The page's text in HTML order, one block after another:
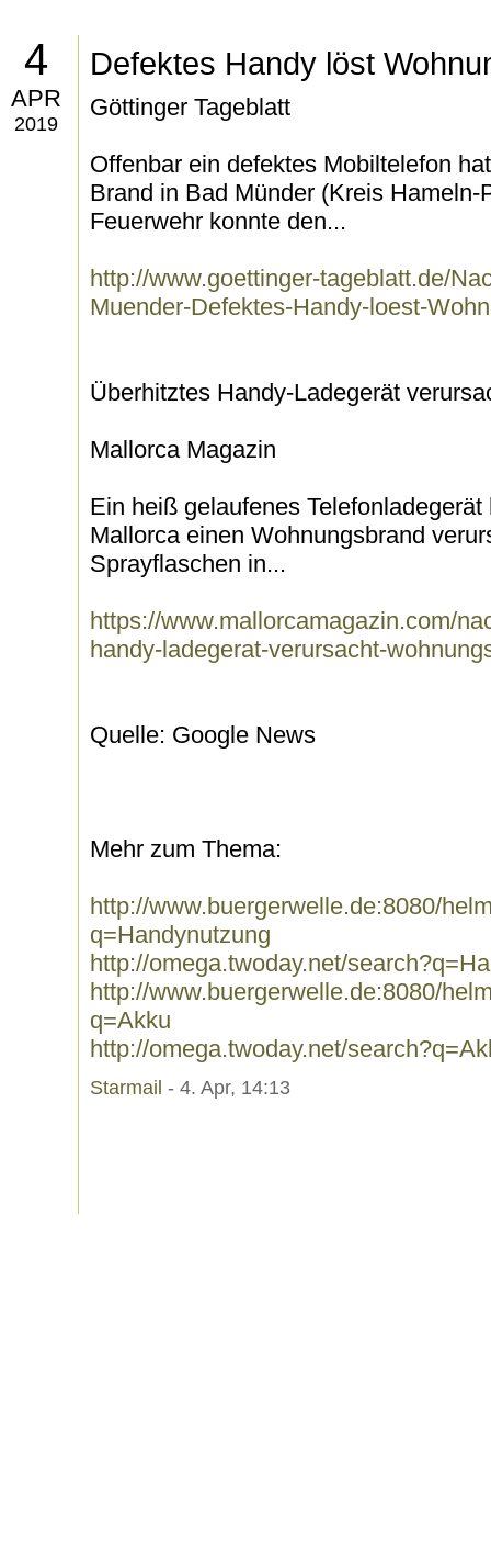
4
APR
2019
Defektes Handy löst
Göttinger Tageblatt
Offenbar ein defektes Mobiltelefon
Brand in Bad Münder (Kreis
Feuerwehr konnte den...
http://www.goettinger-tageblatt.de/
Muender-Defektes-Handy-loest-
Überhitztes Handy-Ladegerät
Mallorca Magazin
Ein heiß gelaufenes
Mallorca einen Wohnungsbrand
Sprayflaschen in...
https://www.mallorcamagazin.com/
handy-ladegerat-verursacht-
Quelle: Google News
Mehr zum Thema:
http://www.buergerwelle.de:8080/
q=Handynutzung
http://omega.twoday.net/
http://www.buergerwelle.de:8080/
q=Akku
http://omega.twoday.net/
Starmail - 4. Apr, 14:13